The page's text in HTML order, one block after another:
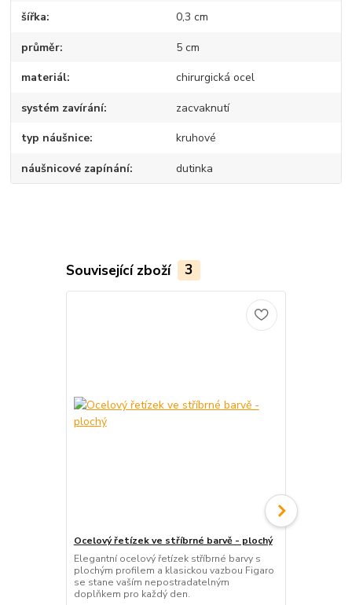
šířka 0,3 cm
průměr 5 cm
materiál chirurgická ocel
systém zavírání zacvaknutí
typ náušnice kruhové
náušnicové zapínání dutinka
Související zboží 3
Ocelový řetízek ve stříbrné barvě - plochý
Elegantní ocelový řetízek stříbrné barvy s
plochým profilem a klasickou vazbou Figaro
se stane vaším nepostradatelným
doplňkem pro každý den.